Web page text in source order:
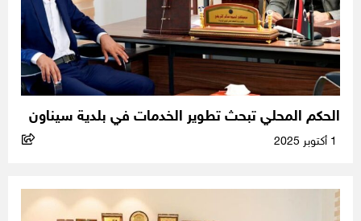
الحكم المحلي تبحث تطوير الخدمات في بلدية سيناون